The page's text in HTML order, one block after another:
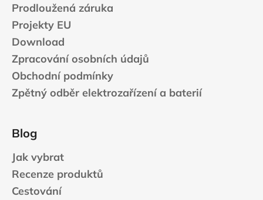
Prodloužená záruka
Projekty EU
Download
Zpracování osobních údajů
Obchodní podmínky
Zpětný odběr elektrozařízení a baterií
Blog
Jak vybrat
Recenze produktů
Cestování